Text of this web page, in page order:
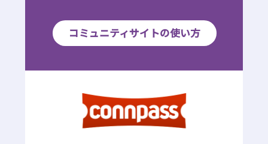
コミュニティサイトの使い方